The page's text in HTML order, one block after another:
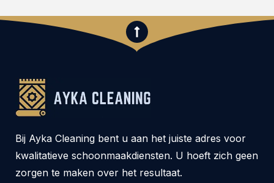
Bij Ayka Cleaning bent u aan het juiste adres voor
kwalitatieve schoonmaakdiensten. U hoeft zich geen
zorgen te maken over het resultaat.